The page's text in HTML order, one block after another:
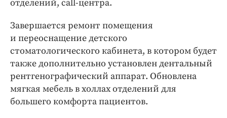
отделений, call-центра.
Завершается ремонт помещения
и переоснащение детского
стоматологического кабинета, в котором будет
также дополнительно установлен дентальный
рентгенографический аппарат. Обновлена
мягкая мебель в холлах отделений для
большего комфорта пациентов.